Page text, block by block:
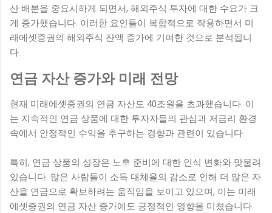
산 배분을 중요시하게 되면서, 해외주식 투자에 대한 수요가 크
게 증가했습니다. 이러한 요인들이 복합적으로 작용하면서 미
래에셋증권의 해외주식 잔액 증가에 기여한 것으로 분석됩니
다.
연금 자산 증가와 미래 전망
현재 미래에셋증권의 연금 자산도 40조원을 초과했습니다. 이
는 지속적인 연금 상품에 대한 투자자들의 관심과 저금리 환경
속에서 안정적인 수익을 추구하는 경향과 관련이 있습니다.
특히, 연금 상품의 성장은 노후 준비에 대한 인식 변화와 맞물려
있습니다. 많은 사람들이 소득 대체율의 감소로 인해 더 많은 자
산을 연금으로 확보하려는 움직임을 보이고 있으며, 이는 미래
에셋증권의 연금 자산 증가에도 긍정적인 영향을 미쳤습니다.